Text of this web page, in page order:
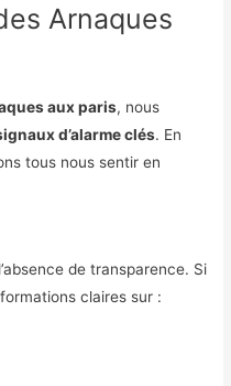
Arnaques
aux paris, nous
d’alarme clés. En
tous nous sentir en
de transparence. Si
claires sur :